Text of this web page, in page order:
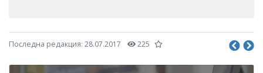
Последна редакция: 28.07.2017 225